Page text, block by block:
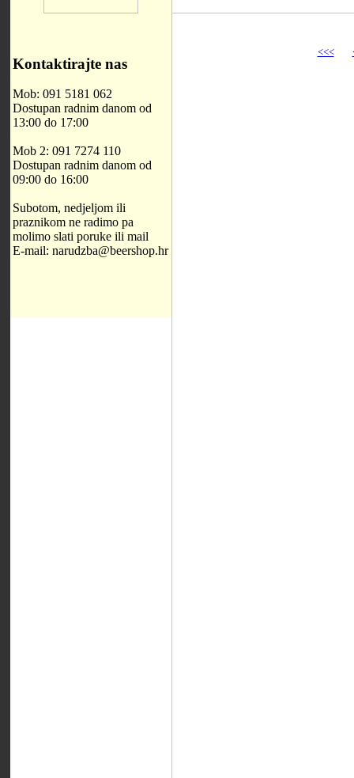
Kontaktirajte nas
Mob: 091 5181 062
Dostupan radnim danom od
13:00 do 17:00
Mob 2: 091 7274 110
Dostupan radnim danom od
09:00 do 16:00
Subotom, nedjeljom ili
praznikom ne radimo pa
molimo slati poruke ili mail
E-mail: narudzba@beershop.hr
<<<